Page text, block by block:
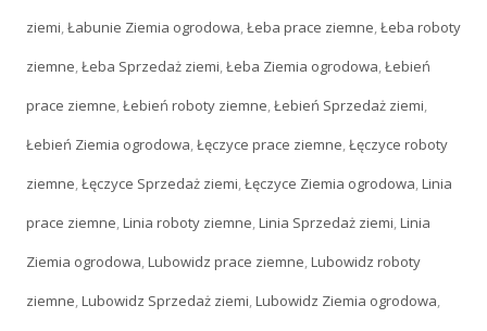
ziemi,Łabunie Ziemia ogrodowa,Łeba prace ziemne,Łeba roboty
ziemne,Łeba Sprzedaż ziemi,Łeba Ziemia ogrodowa,Łebień
prace ziemne,Łebień roboty ziemne,Łebień Sprzedaż ziemi,
Łebień Ziemia ogrodowa,Łęczyce prace ziemne,Łęczyce roboty
ziemne,Łęczyce Sprzedaż ziemi,Łęczyce Ziemia ogrodowa,Linia
prace ziemne,Linia roboty ziemne,Linia Sprzedaż ziemi,Linia
Ziemia ogrodowa,Lubowidz prace ziemne,Lubowidz roboty
ziemne,Lubowidz Sprzedaż ziemi,Lubowidz Ziemia ogrodowa,